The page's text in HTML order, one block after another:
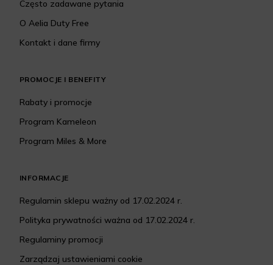
Często zadawane pytania
O Aelia Duty Free
Kontakt i dane firmy
PROMOCJE I BENEFITY
Rabaty i promocje
Program Kameleon
Program Miles & More
INFORMACJE
Regulamin sklepu ważny od 17.02.2024 r.
Polityka prywatności ważna od 17.02.2024 r.
Regulaminy promocji
Zarządzaj ustawieniami cookie